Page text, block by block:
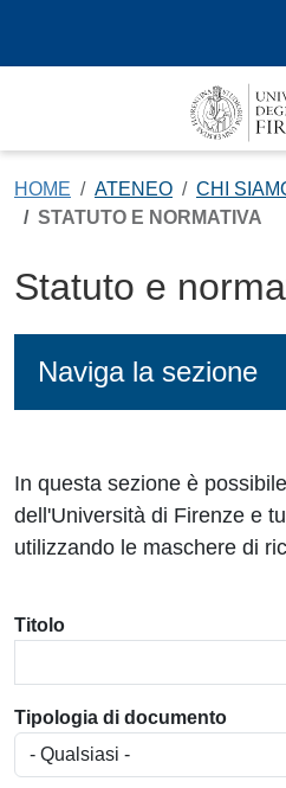
HOME ATENEO
CHI
STATUTO E NORMATIVA
Statuto e
In questa sezione è
dell'Università di Firenze e
utilizzando le maschere di
Titolo
Tipologia di documento
Naviga la sezione